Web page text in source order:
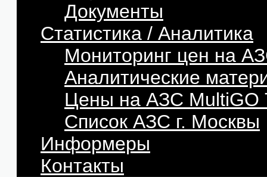
Документы
Статистика / Аналитика
Мониторинг цен на
Аналитические
Цены на АЗС
Список АЗС г. Москвы
Информеры
Контакты